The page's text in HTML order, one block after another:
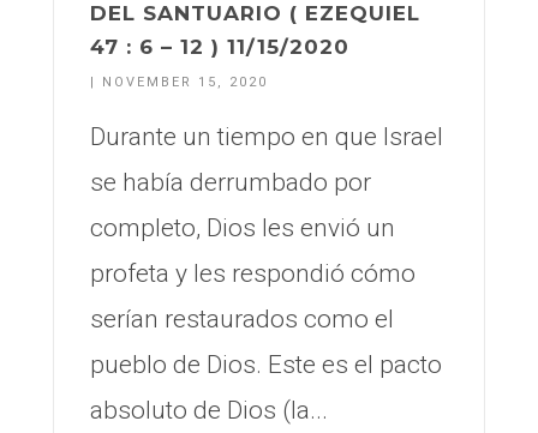
DEL SANTUARIO ( EZEQUIEL
47 : 6 – 12 ) 11/15/2020
| NOVEMBER 15, 2020
Durante un tiempo en que Israel
se había derrumbado por
completo, Dios les envió un
profeta y les respondió cómo
serían restaurados como el
pueblo de Dios. Este es el pacto
absoluto de Dios (la...